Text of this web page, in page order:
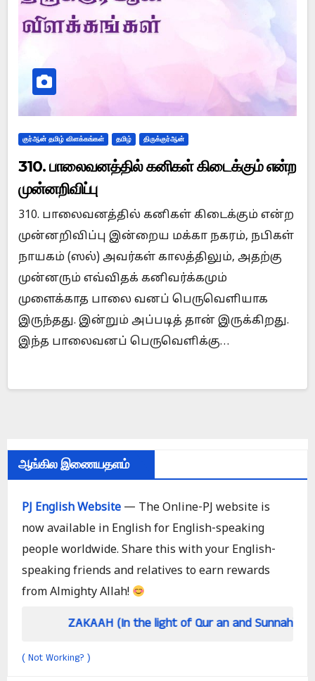
குர்ஆன் தமிழ் விளக்கங்கள் தமிழ் திருக்குர்ஆன்
310. பாலைவனத்தில் கனிகள் கிடைக்கும் என்ற
முன்னறிவிப்பு
310. பாலைவனத்தில் கனிகள் கிடைக்கும் என்ற
முன்னறிவிப்பு இன்றைய மக்கா நகரம், நபிகள்
நாயகம் (ஸல்) அவர்கள் காலத்திலும், அதற்கு
முன்னரும் எவ்விதக் கனிவர்க்கமும்
முளைக்காத பாலை வனப் பெருவெளியாக
இருந்தது. இன்றும் அப்படித் தான் இருக்கிறது.
இந்த பாலைவனப் பெருவெளிக்கு…
ஆங்கில இணையதளம்
PJ English Website — The Online-PJ website is
now available in English for English-speaking
people worldwide. Share this with your English-
speaking friends and relatives to earn rewards
from Almighty Allah!
ZAKAAH (In the light of Qur an and Sunnah)
( Not Working? )